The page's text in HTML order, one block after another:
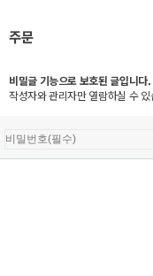
주문
비밀글 기능으로 보호된 글입니다.
작성자와 관리자만 열람하실 수